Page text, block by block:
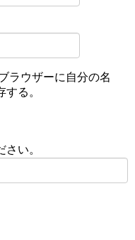
ラウザーに自分の名
る。
い。